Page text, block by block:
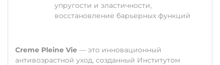
упругости и эластичности,
восстановление барьерных функций
Creme Pleine Vie — это инновационный
антивозрастной уход, созданный Институтом